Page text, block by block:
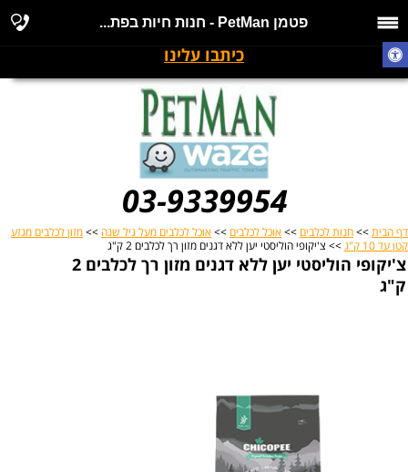
פטמן PetMan - חנות חיות בפת...
כיתבו עלינו
03-9339954
דף הבית >> חנות לכלבים >> אוכל לכלבים >> אוכל לכלבים מעל גיל שנה >> מזון לכלבים מגזע
קטן עד 10 ק"ג
>> צ'יקופי הוליסטי יען ללא דגנים מזון רך לכלבים 2 ק"ג
צ'יקופי הוליסטי יען ללא דגנים מזון רך לכלבים 2
ק"ג